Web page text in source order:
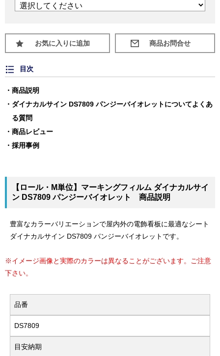
お気に入りに追加
目次
商品説明
ダイナカルサイン DS7809 パンジーバイオレットについてよくあ
る質問
商品レビュー
採用事例
【ロール・M単位】マーキングフィルム ダイナカルサイ
ン DS7809 パンジーバイオレット 商品説明
豊富なカラーバリエーションで屋内外の電飾看板に最適なシート
ダイナカルサイン DS7809 パンジーバイオレットです。
※イメージ画像と実際のカラーは異なることがございます。ご注意
下さい。
品番
DS7809
目安納期